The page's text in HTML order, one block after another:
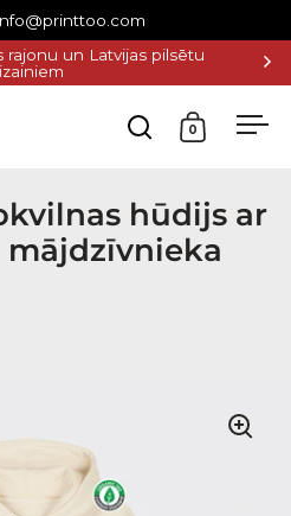
rajonu un Latvijas pilsētu
Atvērt
0
hūdijs ar